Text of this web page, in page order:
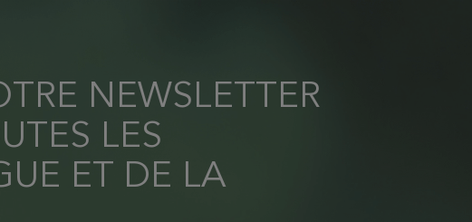
NEWSLETTER
LES
ET DE LA